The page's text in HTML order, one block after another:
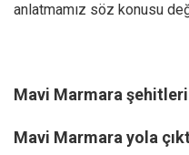
anlatmamız söz konusu
Mavi Marmara
Mavi Marmara yola